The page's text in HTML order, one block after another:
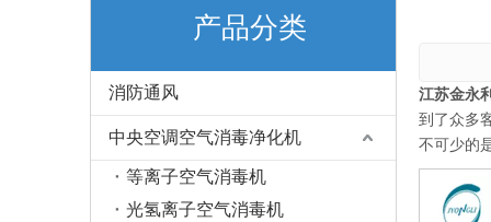
产品分类
消防通风
中央空调空气消毒净化机
等离子空气消毒机
光氢离子空气消毒机
江苏金永
到了众多
不可少的